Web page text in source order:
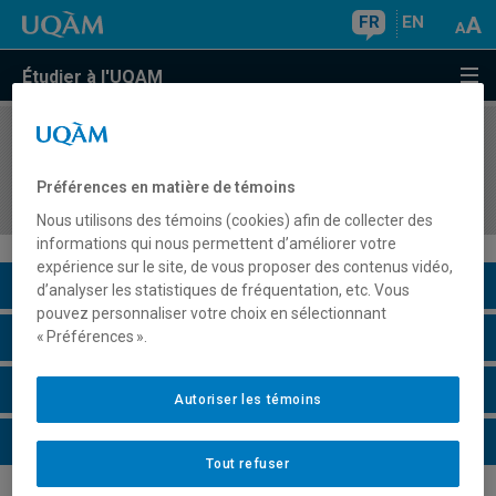
FR EN
Étudier à l'UQAM
COURS//
l'Amérique latine
Description du cours
Horaire - Été 2026
Horaire - Automne 2026
Horaire - Hiver 2027
Préférences en matière de témoins
Nous utilisons des témoins (cookies) afin de collecter des
informations qui nous permettent d’améliorer votre
expérience sur le site, de vous proposer des contenus vidéo,
d’analyser les statistiques de fréquentation, etc. Vous
pouvez personnaliser votre choix en sélectionnant
« Préférences ».
Tout refuser
Autoriser les témoins